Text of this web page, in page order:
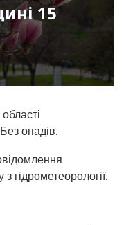
15
опадів.
гідрометеорології.